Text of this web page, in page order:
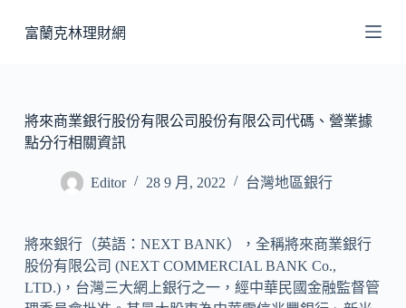
至
容
富蘭克林理財網
將來商業銀行股份有限公司股份有限公司代碼、營業據
點分行相關資訊
Editor 28 9 月, 2022 台灣地區銀行
將來銀行（英語：NEXT BANK），全稱將來商業銀行
股份有限公司 (NEXT COMMERCIAL BANK Co.,
LTD.)，台灣三大網上銀行之一，經中華民國金融監督管